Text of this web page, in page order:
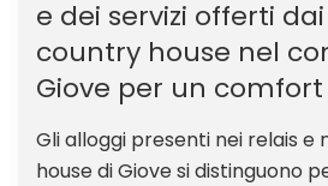
e dei servizi offerti
country house nel
Giove per un
Gli alloggi presenti nei relais e
house di Giove si distinguono